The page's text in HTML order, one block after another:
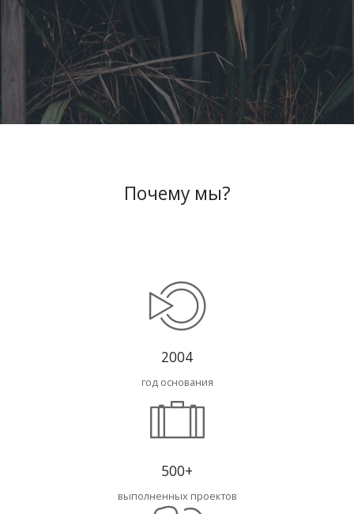
профессионалы своего дела.”
WWW.INTERCOMP.RU
Почему мы?
2004
год основания
500+
выполненных проектов